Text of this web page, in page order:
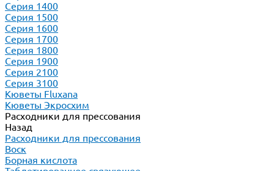
Серия 1400
Серия 1500
Серия 1600
Серия 1700
Серия 1800
Серия 1900
Серия 2100
Серия 3100
Кюветы Fluxana
Кюветы Экросхим
Расходники для прессования
Назад
Расходники для прессования
Воск
Борная кислота